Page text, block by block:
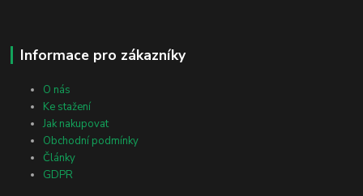
Informace pro zákazníky
O nás
Ke stažení
Jak nakupovat
Obchodní podmínky
Články
GDPR